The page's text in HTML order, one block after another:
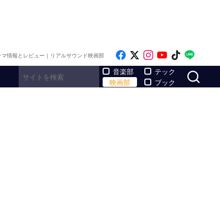
情報とレビュー｜リアルサウンド映画部 Like on Facebook
Follow on x
Follow on
Follow on
Follow
音楽部
映画部
テック
ブック